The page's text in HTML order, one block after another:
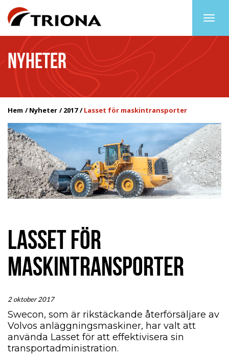
NYHETER
Hem Nyheter 2017 Lasset för maskintransporter
LASSET FÖR
MASKINTRANSPORTER
2 oktober 2017
Swecon, som är rikstäckande återförsäljare av
Volvos anläggningsmaskiner, har valt att
använda Lasset för att effektivisera sin
transportadministration.